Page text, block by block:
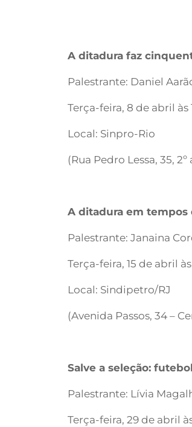
A ditadura faz
Palestrante: Daniel
Terça-feira, 8 de abril às
Local: Sinpro-Rio
(Rua Pedro Lessa, 35, 2º
A ditadura em
Palestrante: Janaina
Terça-feira, 15 de abril
Local: Sindipetro/RJ
(Avenida Passos, 34 –
Salve a seleção:
Palestrante: Lívia
Terça-feira, 29 de abril